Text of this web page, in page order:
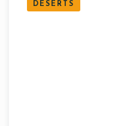
DESERTS